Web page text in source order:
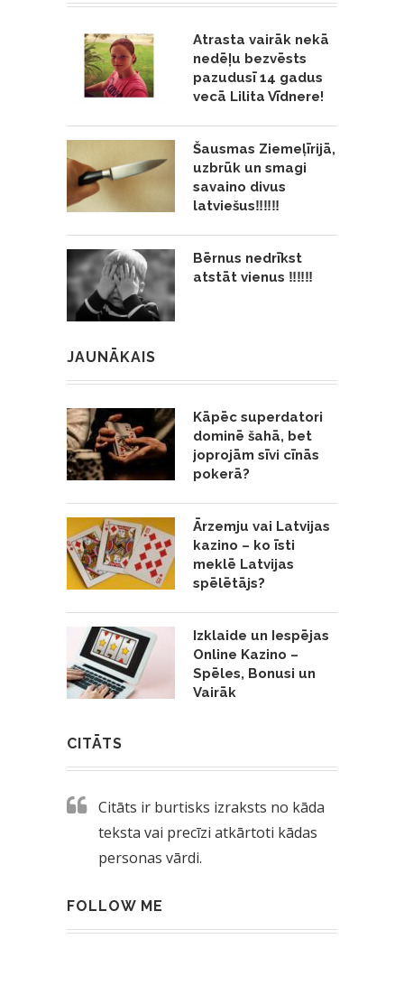
Atrasta vairāk nekā
nedēļu bezvēsts
pazudusī 14 gadus
vecā Lilita Vīdnere!
Šausmas Ziemeļīrijā,
uzbrūk un smagi
savaino divus
latviešus‼️‼️‼️
Bērnus nedrīkst
atstāt vienus ‼️‼️‼️
JAUNĀKAIS
Kāpēc superdatori
dominē šahā, bet
joprojām sīvi cīnās
pokerā?
Ārzemju vai Latvijas
kazino – ko īsti
meklē Latvijas
spēlētājs?
Izklaide un Iespējas
Online Kazino –
Spēles, Bonusi un
Vairāk
CITĀTS
Citāts ir burtisks izraksts no kāda
teksta vai precīzi atkārtoti kādas
personas vārdi.
FOLLOW ME